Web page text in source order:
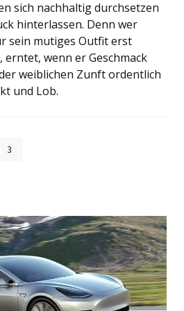
sich nachhaltig durchsetzen
hinterlassen. Denn wer
sein mutiges Outfit erst
wenn er Geschmack
weiblichen Zunft ordentlich
und Lob.
3